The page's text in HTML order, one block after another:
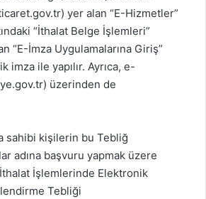
yer alan “E-Hizmetler”
“İthalat Belge İşlemleri”
“E-İmza Uygulamalarına Giriş”
imza ile yapılır. Ayrıca, e-
üzerinden de
sahibi kişilerin bu Tebliğ
adına başvuru yapmak üzere
İthalat İşlemlerinde Elektronik
Tebliği